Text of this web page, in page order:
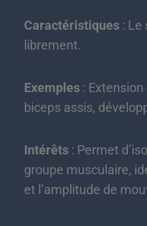
Caractéristiques : Le
librement.
Exemples :
biceps assis,
Intérêts : Permet
groupe musculaire,
et l’amplitude de